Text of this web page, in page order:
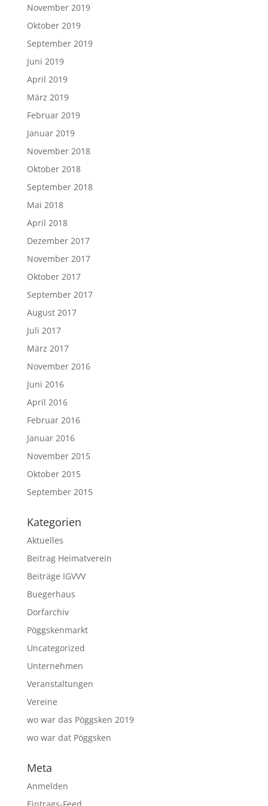
November 2019
Oktober 2019
September 2019
Juni 2019
April 2019
März 2019
Februar 2019
Januar 2019
November 2018
Oktober 2018
September 2018
Mai 2018
April 2018
Dezember 2017
November 2017
Oktober 2017
September 2017
August 2017
Juli 2017
März 2017
November 2016
Juni 2016
April 2016
Februar 2016
Januar 2016
November 2015
Oktober 2015
September 2015
Kategorien
Aktuelles
Beitrag Heimatverein
Beiträge IGVVV
Buegerhaus
Dorfarchiv
Pöggskenmarkt
Uncategorized
Unternehmen
Veranstaltungen
Vereine
wo war das Pöggsken 2019
wo war dat Pöggsken
Meta
Anmelden